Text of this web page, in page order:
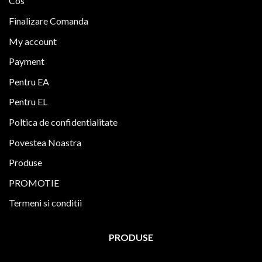
Finalizare Comanda
My account
Payment
Pentru EA
Pentru EL
Poltica de confidentialitate
Povestea Noastra
Produse
PROMOTIE
Termeni si conditii
PRODUSE